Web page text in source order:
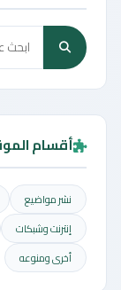
أقسام
نشر مواضيع
إنترنت وشبكات
أخرى ومنوعه